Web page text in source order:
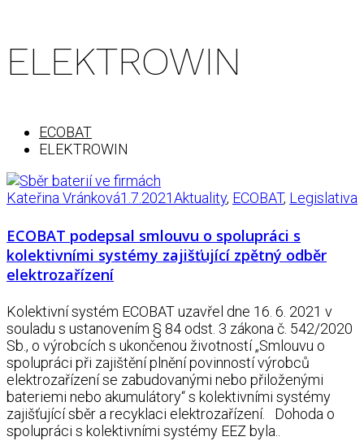
ELEKTROWIN
ECOBAT
ELEKTROWIN
Kateřina Vránková1.7.2021Aktuality, ECOBAT, Legislativa
ECOBAT podepsal smlouvu o spolupráci s
kolektivními systémy zajišťující zpětný odběr
elektrozařízení
Kolektivní systém ECOBAT uzavřel dne 16. 6. 2021 v
souladu s ustanovením § 84 odst. 3 zákona č. 542/2020
Sb., o výrobcích s ukončenou životností „Smlouvu o
spolupráci při zajištění plnění povinností výrobců
elektrozařízení se zabudovanými nebo přiloženými
bateriemi nebo akumulátory“ s kolektivními systémy
zajišťující sběr a recyklaci elektrozařízení. Dohoda o
spolupráci s kolektivními systémy EEZ byla..